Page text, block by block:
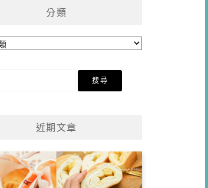
分類
近期文章